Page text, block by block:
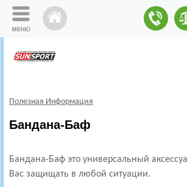
Полезная Информация
Бандана-Баф
Бандана-Баф это универсальный
Вас защищать в любой ситуации.